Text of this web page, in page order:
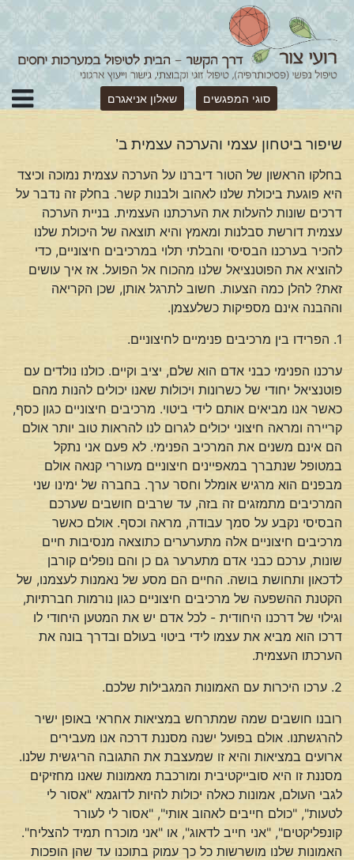
סוגי המפגשים שאלון אניאגרם
שיפור ביטחון עצמי והערכה עצמית ב’
בחלקו הראשון של הטור דיברנו על הערכה עצמית נמוכה וכיצד
היא פוגעת ביכולת שלנו לאהוב ולבנות קשר. בחלק זה נדבר על
דרכים שונות להעלות את הערכתנו העצמית. בניית הערכה
עצמית דורשת סבלנות ומאמץ והיא תוצאה של היכולת שלנו
להכיר בערכנו הבסיסי והבלתי תלוי במרכיבים חיצוניים, כדי
להוציא את הפוטנציאל שלנו מהכוח אל הפועל. אז איך עושים
זאת? להלן כמה הצעות. חשוב לתרגל אותן, שכן הקריאה
וההבנה אינם מספיקות כשלעצמן.
1. הפרידו בין מרכיבים פנימיים לחיצוניים.
ערכנו הפנימי כבני אדם הוא שלם, יציב וקיים. כולנו נולדים עם
פוטנציאל יחודי של כשרונות ויכולות שאנו יכולים להנות מהם
כאשר אנו מביאים אותם לידי ביטוי. מרכיבים חיצוניים כגון כסף,
קריירה ומראה חיצוני יכולים לגרום לנו להראות טוב יותר אולם
הם אינם משנים את המרכיב הפנימי. לא פעם אני נתקל
במטופל שנתברך במאפיינים חיצוניים מעוררי קנאה אולם
מבפנים הוא מרגיש אומלל וחסר ערך. בחברה של ימינו שני
המרכיבים מתמזגים זה בזה, עד שרבים חושבים שערכם
הבסיסי נקבע על סמך עבודה, מראה וכסף. אולם כאשר
מרכיבים חיצוניים אלה מתערערים כתוצאה מנסיבות חיים
שונות, ערכם כבני אדם מתערער גם כן והם נופלים קורבן
לדכאון ותחושת בושה. החיים הם מסע של נאמנות לעצמנו, של
הקטנת ההשפעה של מרכיבים חיצוניים כגון נורמות חברתיות,
וגילוי של דרכנו היחודית - לכל אדם יש את המטען היחודי לו
דרכו הוא מביא את עצמו לידי ביטוי בעולם ובדרך בונה את
הערכתו העצמית.
2. ערכו היכרות עם האמונות המגבילות שלכם.
רובנו חושבים שמה שמתרחש במציאות אחראי באופן ישיר
להרגשתנו. אולם בפועל ישנה מסננת דרכה אנו מעבירים
ארועים במציאות והיא זו שמעצבת את התגובה הריגשית שלנו.
מסננת זו היא סובייקטיבית ומורכבת מאמונות שאנו מחזיקים
לגבי העולם, אמונות כאלה יכולות להיות לדוגמא "אסור לי
לטעות", "כולם חייבים לאהוב אותי", "אסור לי לעורר
קונפליקטים", "אני חייב לדאוג", או "אני מוכרח תמיד להצליח".
האמונות שלנו מושרשות כל כך עמוק בתוכנו עד שהן הופכות